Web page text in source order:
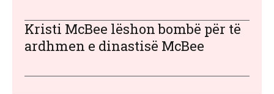
Kristi McBee lëshon bombë për të
ardhmen e dinastisë McBee